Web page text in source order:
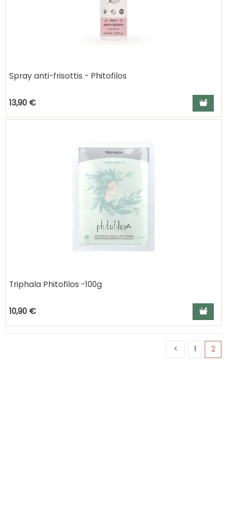
Spray anti-frisottis - Phitofilos
13,90 € Ajouter
Triphala Phitofilos -100g
10,90 € Ajouter
1 2